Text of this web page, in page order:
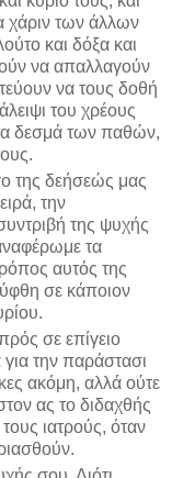
χάριν των άλλων
και δόξα και
να απαλλαγούν
να τους δοθή
του χρέους
δεσμά των παθών,
της δεήσεώς μας
την
της ψυχής
τα
αυτός της
σε κάποιον
σε επίγειο
για την παράστασι
ακόμη, αλλά ούτε
ας το διδαχθής
ιατρούς, όταν